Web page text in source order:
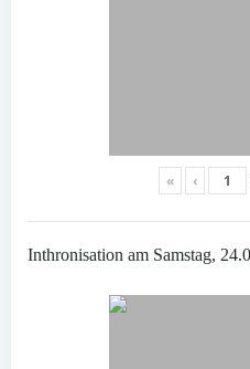
« ‹
Inthronisation am Samstag,